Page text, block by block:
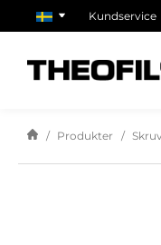
Kundservice
Produkter